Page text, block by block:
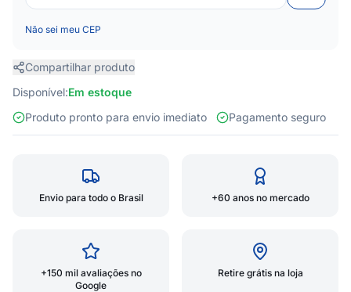
Não sei meu CEP
Compartilhar produto
Disponível:Em estoque
Produto pronto para envio imediato
Pagamento seguro
Envio para todo o Brasil +60 anos no mercado
+150 mil avaliações no
Google
Retire grátis na loja